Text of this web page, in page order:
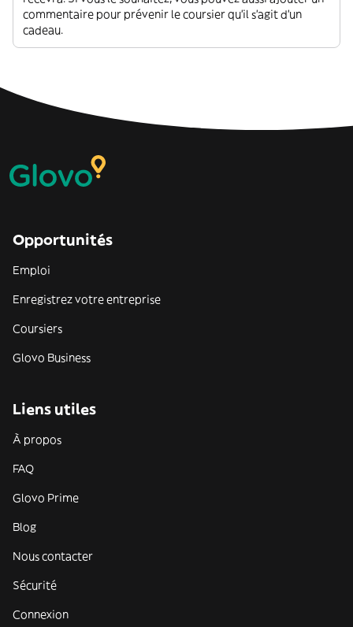
commentaire pour prévenir le coursier qu'il s'agit d'un
cadeau.
Opportunités
Emploi
Enregistrez votre entreprise
Coursiers
Glovo Business
Liens utiles
À propos
FAQ
Glovo Prime
Blog
Nous contacter
Sécurité
Connexion